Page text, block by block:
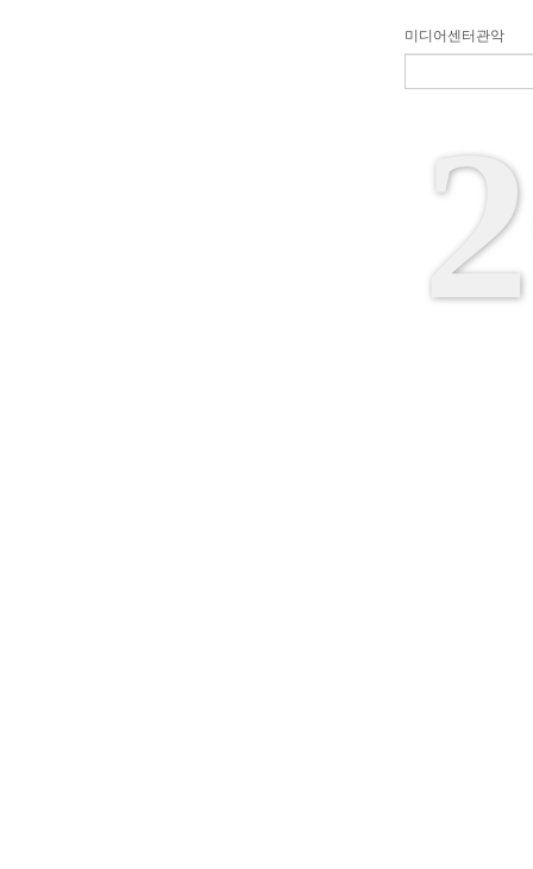
미디어센터관악